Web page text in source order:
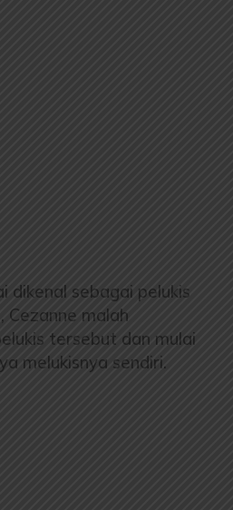
dikenal sebagai pelukis
Cezanne malah
tersebut dan mulai
melukisnya sendiri.